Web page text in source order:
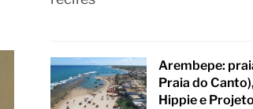
Arembepe:
Praia do
Hippie e